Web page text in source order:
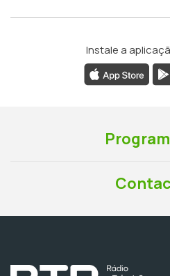
Instale a